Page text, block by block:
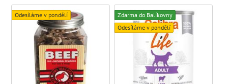
Odesíláme v pondělí
Zdarma do Balíkovny
Odesíláme v pondělí